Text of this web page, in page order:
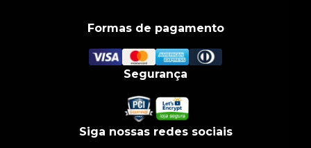
Formas de pagamento
Segurança
Siga nossas redes sociais